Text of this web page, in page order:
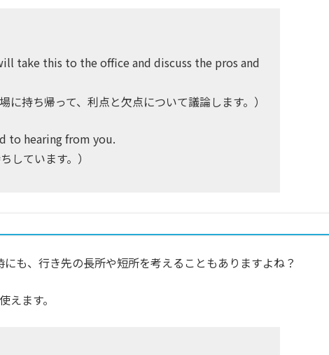
take this to the office and discuss the pros and
に持ち帰って、利点と欠点について議論します。）
to hearing from you.
しています。）
も、行き先の長所や短所を考えることもありますよね？
えます。